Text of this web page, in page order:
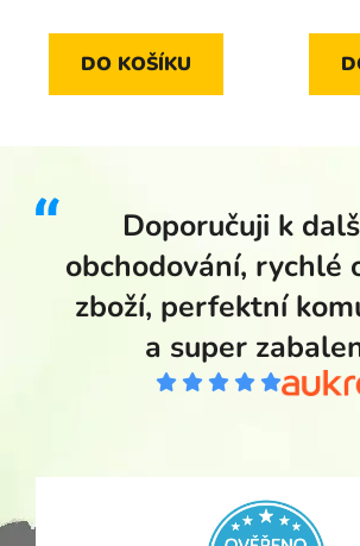
DO KOŠÍKU
Doporučuji k
obchodování, rychlé
zboží, perfektní
a super